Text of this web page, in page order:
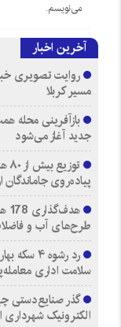
می‌نویسم.
آخرین اخبار
روایت تصویری
مسیر کربلا
جدید آغاز می‌شود
پیاده‌روی جاماندگان
طرح‌های آب و
رد رشوه
سلامت اداری
گذر صنایع‌دستی
الکترونیک شهرداری